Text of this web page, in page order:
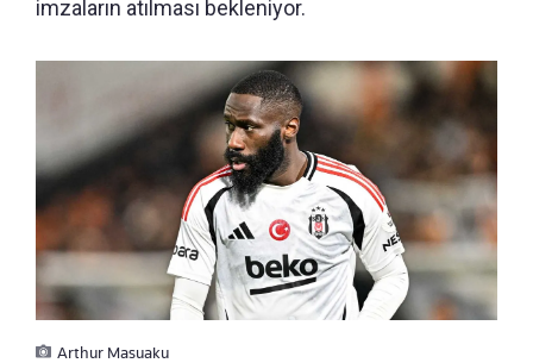
imzaların atılması bekleniyor.
Arthur Masuaku